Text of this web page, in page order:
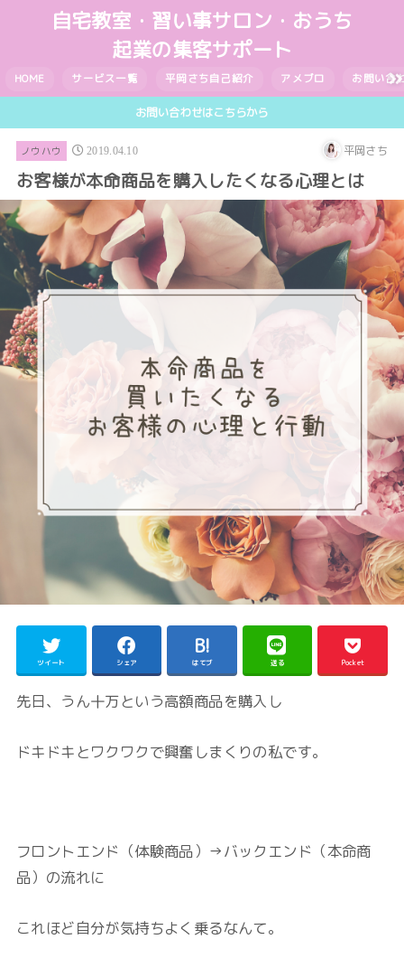
自宅教室・習い事サロン・おうち
起業の集客サポート
HOME サービス一覧 平岡さち自己紹介 アメブロ お問い合
お問い合わせはこちらから
ノウハウ 2019.04.10 平岡さち
お客様が本命商品を購入したくなる心理とは
ツイート シェア はてブ 送る Pocket
先日、うん十万という高額商品を購入し
ドキドキとワクワクで興奮しまくりの私です。
フロントエンド（体験商品）→バックエンド（本命商
品）の流れに
これほど自分が気持ちよく乗るなんて。